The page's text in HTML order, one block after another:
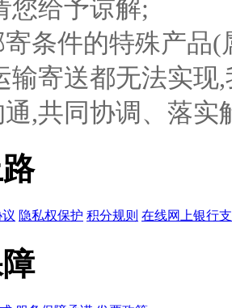
您给予谅解;
寄条件的特殊产品
输寄送都无法实
,共同协调、落实
隐私权保护 积分规则 在线网上银行